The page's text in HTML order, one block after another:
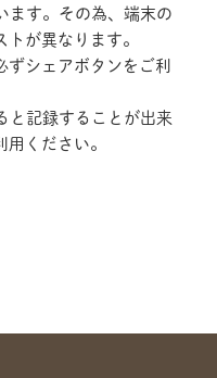
ます。その為、端末の
が異なります。
シェアボタンをご利
と記録することが出来
ください。